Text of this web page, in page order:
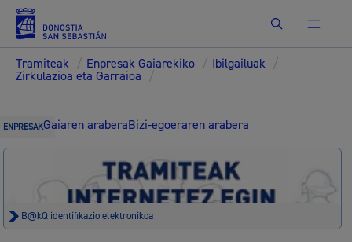
Bilatu
Tramiteak / Enpresak Gaiarekiko / Ibilgailuak /
Zirkulazioa eta Garraioa /
ENPRESAKGaiaren araberaBizi-egoeraren arabera
B@kQ identifikazio elektronikoa